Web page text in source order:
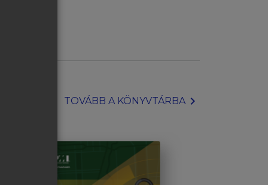
TOVÁBB A KÖNYVTÁRBAchevron_right